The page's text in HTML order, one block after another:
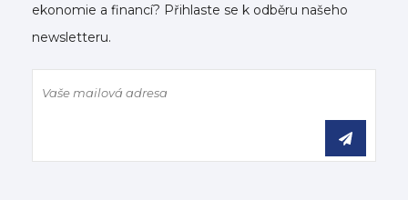
ekonomie a financí? Přihlaste se k odběru našeho
newsletteru.